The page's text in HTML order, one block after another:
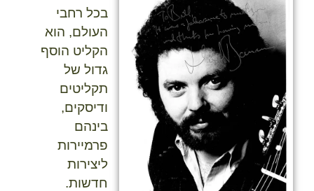
בכל רחבי
העולם, הוא
הקליט הוסף
גדול של
תקליטים
ודיסקים,
בינהם
פרמיירות
ליצירות
חדשות.